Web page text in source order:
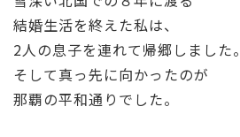
結婚生活を終えた私は、
2人の息子を連れて帰郷しました
そして真っ先に向かったのが
那覇の平和通りでした。